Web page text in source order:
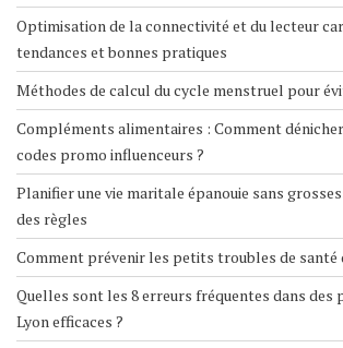
Optimisation de la connectivité et du lecteur
tendances et bonnes pratiques
Méthodes de calcul du cycle menstruel pour
Compléments alimentaires : Comment
codes promo influenceurs ?
Planifier une vie maritale épanouie sans
des règles
Comment prévenir les petits troubles de santé
Quelles sont les 8 erreurs fréquentes dans des
Lyon efficaces ?